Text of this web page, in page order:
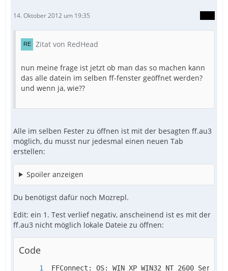
14. Oktober 2012 um 19:35
Zitat von RedHead
nun meine frage ist jetzt ob man das so machen kann
das alle datein im selben ff-fenster geöffnet werden?
und wenn ja, wie??
Alle im selben Fester zu öffnen ist mit der besagten ff.au3
möglich, du musst nur jedesmal einen neuen Tab
erstellen:
Spoiler anzeigen
Du benötigst dafür noch Mozrepl.
Edit: ein 1. Test verlief negativ, anscheinend ist es mit der
ff.au3 nicht möglich lokale Dateie zu öffnen:
Code